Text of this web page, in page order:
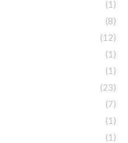
(1)
(8)
(12)
(1)
(1)
(23)
(7)
(1)
(1)